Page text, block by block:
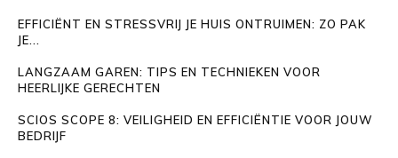
EFFICIËNT EN STRESSVRIJ JE HUIS ONTRUIMEN: ZO PAK
JE...
LANGZAAM GAREN: TIPS EN TECHNIEKEN VOOR
HEERLIJKE GERECHTEN
SCIOS SCOPE 8: VEILIGHEID EN EFFICIËNTIE VOOR JOUW
BEDRIJF